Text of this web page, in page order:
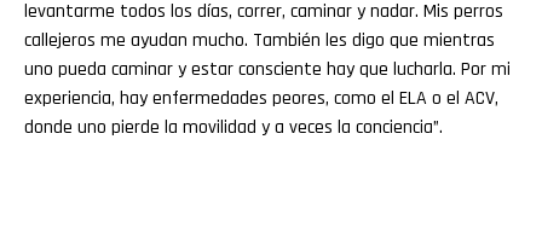
levantarme todos los días, correr, caminar y nadar. Mis perros
callejeros me ayudan mucho. También les digo que mientras
uno pueda caminar y estar consciente hay que lucharla. Por mi
experiencia, hay enfermedades peores, como el ELA o el ACV,
donde uno pierde la movilidad y a veces la conciencia”.